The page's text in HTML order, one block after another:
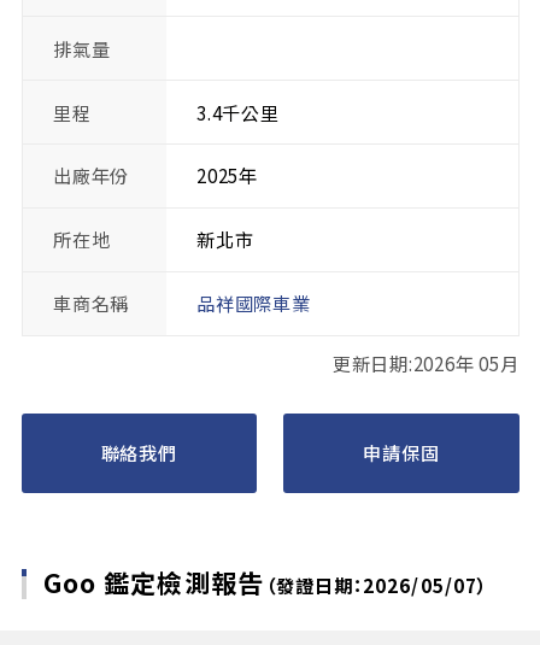
排氣量
里程 3.4千公里
出廠年份 2025年
所在地 新北市
車商名稱 品祥國際車業
更新日期:2026年 05月
聯絡我們 申請保固
Goo 鑑定檢測報告 （發證日期：2026/05/07）